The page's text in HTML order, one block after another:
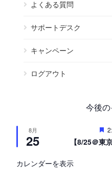
よくある質問
サポートデスク
キャンペーン
ログアウト
今後
8月
25
目
【8/25＠東
カレンダーを表示